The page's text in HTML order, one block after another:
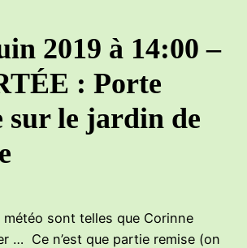
2019 à 14:00 –
: Porte
sur le jardin de
sont telles que Corinne
… Ce n’est que partie remise (on